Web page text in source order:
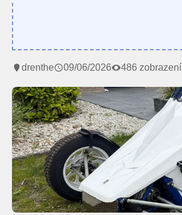
drenthe 09/06/2026 486 zobrazení